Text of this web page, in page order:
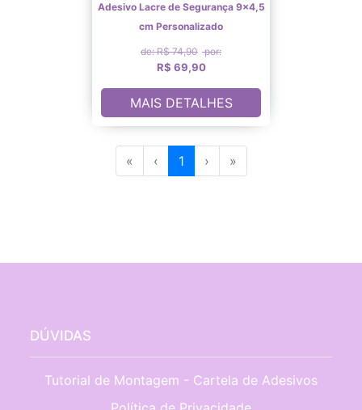
Adesivo Lacre de Segurança 9×4,5
cm Personalizado
de: R$ 74,90 por:
R$ 69,90
MAIS DETALHES
« ‹ 1 › »
DÚVIDAS
Tutorial de Montagem - Cartela de Adesivos